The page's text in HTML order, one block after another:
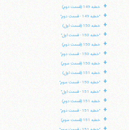
+ خطبه 149 (قسمت دوم)
+ "خطبه 149 - قسمت دوم"
+ خطبه 150 (قسمت اول)
+ "خطبه 150 - قسمت اول"
+ خطبه 150 (قسمت دوم)
+ "خطبه 150 - قسمت دوم"
+ خطبه 150 (قسمت سوم)
+ خطبه 151 (قسمت اول)
+ "خطبه 150 - قسمت سوم"
+ "خطبه 151 - قسمت اول"
+ خطبه 151 (قسمت دوم)
+ "خطبه 151 - قسمت دوم"
+ خطبه 151 (قسمت سوم)